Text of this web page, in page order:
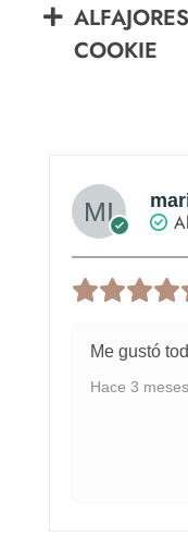
COOKIE
Me gustó
Hace 3 meses